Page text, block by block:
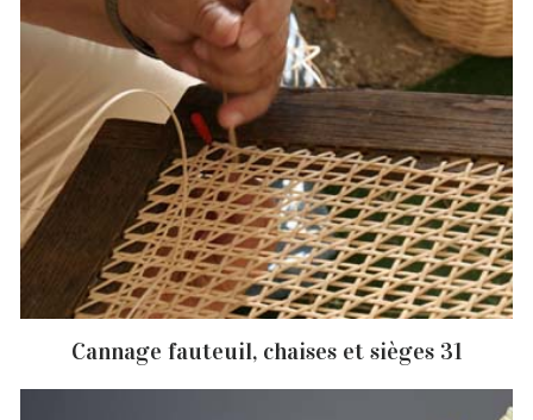
Cannage fauteuil, chaises et sièges 31